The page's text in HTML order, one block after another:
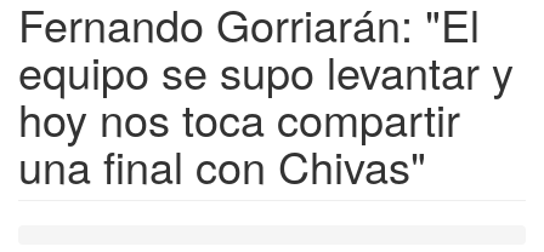
Fernando Gorriarán: "El
equipo se supo levantar y
hoy nos toca compartir
una final con Chivas"